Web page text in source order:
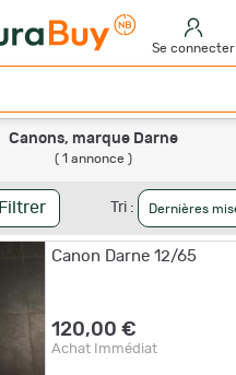
Se connecter
Canons, marque Darne
( 1 annonce )
Filtrer Tri :
Canon Darne 12/65
120,00 €
Achat Immédiat